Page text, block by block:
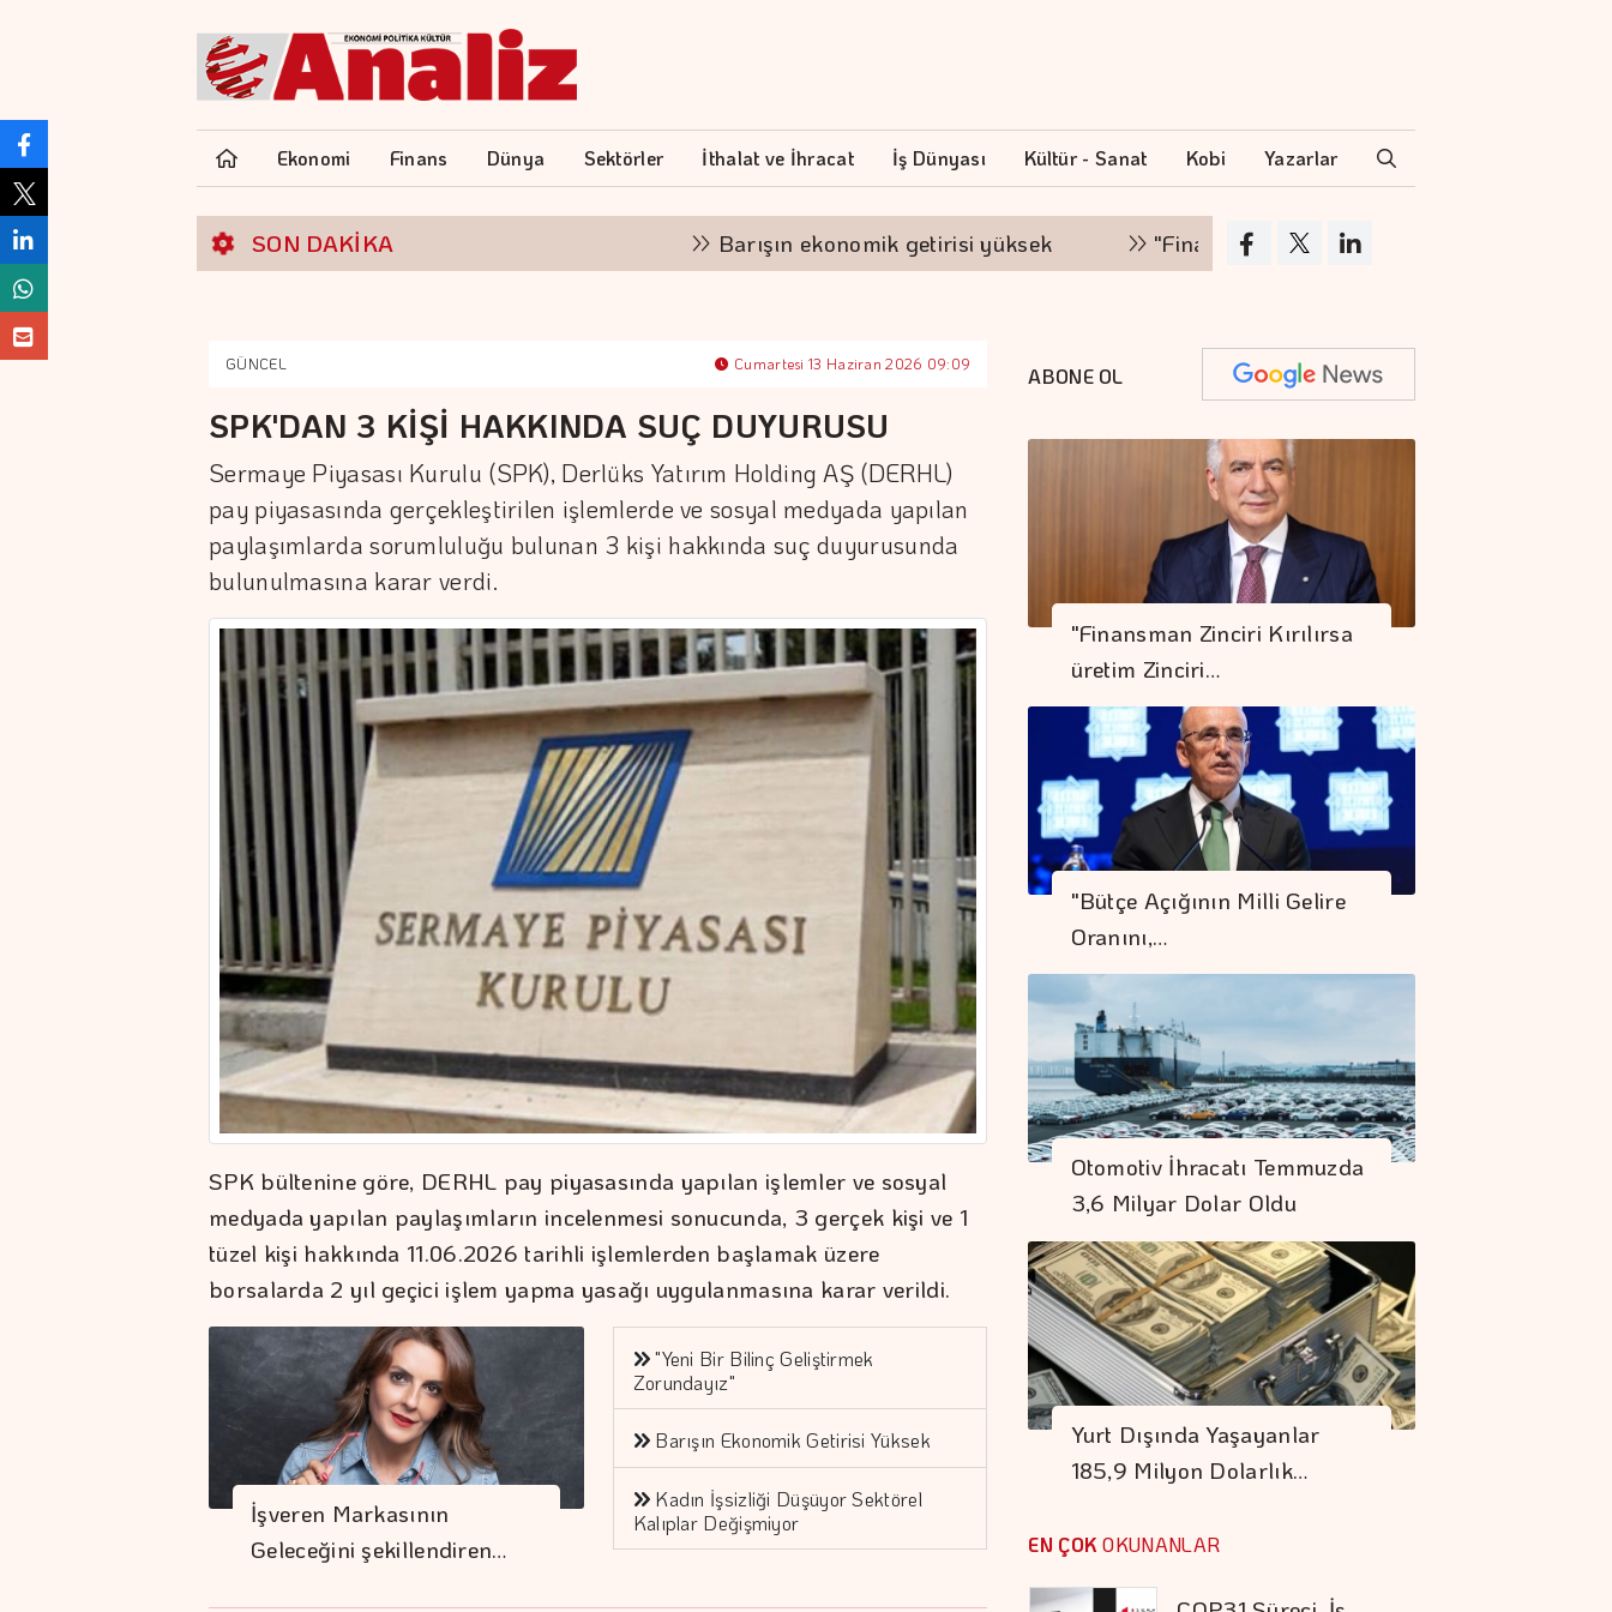
Ekonomi Finans Dünya Sektörler İthalat ve İhracat İş Dünyası Kültür - Sanat Kobi Yazarlar
SON DAKİKA Barışın ekonomik getirisi yüksek "Finansman zinciri kırılırsa üretim zinciri de
GÜNCEL Cumartesi 13 Haziran 2026 09:09
SPK'DAN 3 KİŞİ HAKKINDA SUÇ DUYURUSU
Sermaye Piyasası Kurulu (SPK), Derlüks Yatırım Holding AŞ (DERHL)
pay piyasasında gerçekleştirilen işlemlerde ve sosyal medyada yapılan
paylaşımlarda sorumluluğu bulunan 3 kişi hakkında suç duyurusunda
bulunulmasına karar verdi.
SPK bültenine göre, DERHL pay piyasasında yapılan işlemler ve sosyal
medyada yapılan paylaşımların incelenmesi sonucunda, 3 gerçek kişi ve 1
tüzel kişi hakkında 11.06.2026 tarihli işlemlerden başlamak üzere
borsalarda 2 yıl geçici işlem yapma yasağı uygulanmasına karar verildi.
İşveren Markasının
Geleceğini şekillendiren…
"Yeni Bir Bilinç Geliştirmek
Zorundayız"
Barışın Ekonomik Getirisi Yüksek
Kadın İşsizliği Düşüyor Sektörel
Kalıplar Değişmiyor
ABONE OL
"Finansman Zinciri Kırılırsa
üretim Zinciri…
"Bütçe Açığının Milli Gelire
Oranını,…
Otomotiv İhracatı Temmuzda
3,6 Milyar Dolar Oldu
Yurt Dışında Yaşayanlar
185,9 Milyon Dolarlık…
EN ÇOK OKUNANLAR
Petrol Anlaşma
Umutlarına Rağmen
Hafif De Olsa Arttı
Bankaların Mevduatı
Geçen Hafta Azaldı
COP31 Süreci, İş
Dünyası İçin
Stratejik Bir Eşiktir
Koç Holding 1,7
Kombine Yatırım